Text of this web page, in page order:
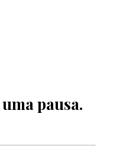
pausa.